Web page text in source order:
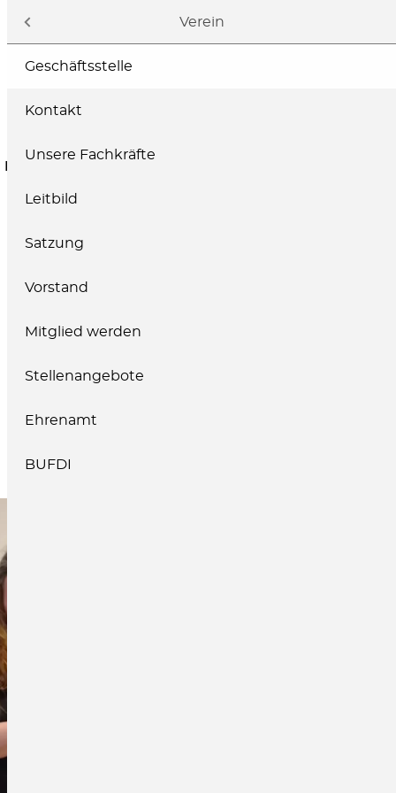
Verein
Geschäftsstelle
Kontakt
Unsere Fachkräfte
Leitbild
Satzung
Vorstand
Mitglied werden
Stellenangebote
Ehrenamt
BUFDI